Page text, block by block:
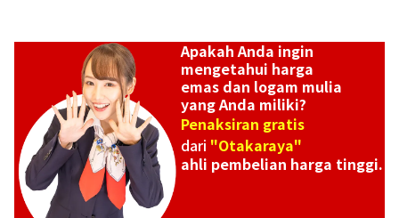
Apakah Anda ingin
mengetahui harga
emas dan logam mulia
yang Anda miliki?
Penaksiran gratis
dari "Otakaraya"
ahli pembelian harga tinggi.